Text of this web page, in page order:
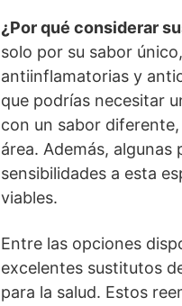
¿Por qué considerar
solo por su sabor
antiinflamatorias y
que podrías necesitar
con un sabor
área. Además,
sensibilidades a esta
viables.
Entre las opciones
excelentes sustitutos
para la salud. Estos